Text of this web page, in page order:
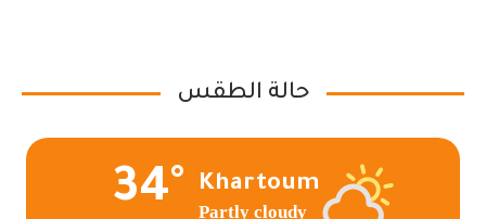
حالة الطقس
Khartoum
Partly cloudy
34°